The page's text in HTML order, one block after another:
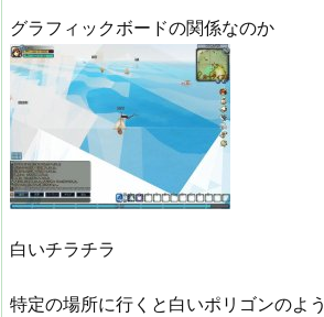
グラフィックボードの関係なのか
白いチラチラ
特定の場所に行くと白いポリゴンのよ